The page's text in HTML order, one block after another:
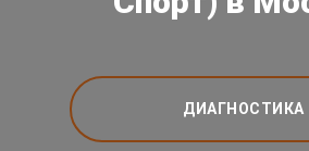
ДИАГНОСТИКА